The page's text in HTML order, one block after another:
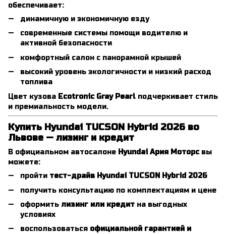
обеспечивает:
динамичную и экономичную езду
современные системы помощи водителю и
активной безопасности
комфортный салон с панорамной крышей
высокий уровень экологичности и низкий расход
топлива
Цвет кузова Ecotronic Gray Pearl подчеркивает стиль
и премиальность модели.
Купить Hyundai TUCSON Hybrid 2026 во
Львове — лизинг и кредит
В официальном автосалоне Hyundai Ария Моторс вы
можете:
пройти тест-драйв Hyundai TUCSON Hybrid 2026
получить консультацию по комплектациям и цене
оформить лизинг или кредит на выгодных
условиях
воспользоваться официальной гарантией и